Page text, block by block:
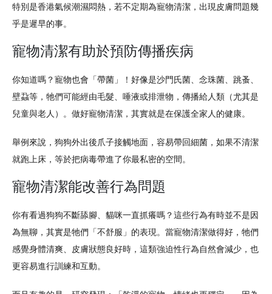
特別是香港氣候潮濕悶熱，若不定期為寵物清潔，出現皮膚問題幾
乎是遲早的事。
寵物清潔有助於預防傳播疾病
你知道嗎？寵物也會「帶菌」！好像是沙門氏菌、念珠菌、跳蚤、
壁蝨等，牠們可能經由毛髮、唾液或排泄物，傳播給人類（尤其是
兒童與老人）。做好寵物清潔，其實就是在保護全家人的健康。
舉例來說，狗狗外出後爪子接觸地面，容易帶回細菌，如果不清潔
就跑上床，等於把病毒帶進了你最私密的空間。
寵物清潔能改善行為問題
你有看過狗狗不斷舔腳、貓咪一直抓癢嗎？這些行為有時並不是因
為無聊，其實是牠們「不舒服」的表現。當寵物清潔做得好，牠們
感覺身體清爽、皮膚狀態良好時，這類強迫性行為自然會減少，也
更容易進行訓練和互動。